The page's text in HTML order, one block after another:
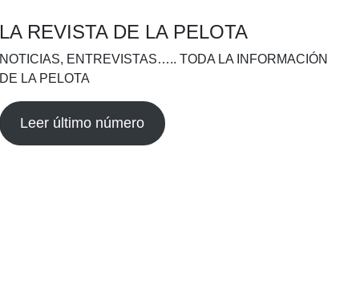
LA REVISTA DE LA PELOTA
NOTICIAS, ENTREVISTAS….. TODA LA INFORMACIÓN
DE LA PELOTA
Leer último número